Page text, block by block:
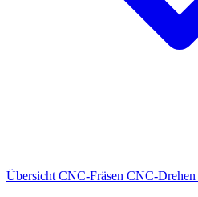
Übersicht CNC-Fräsen CNC-Drehen